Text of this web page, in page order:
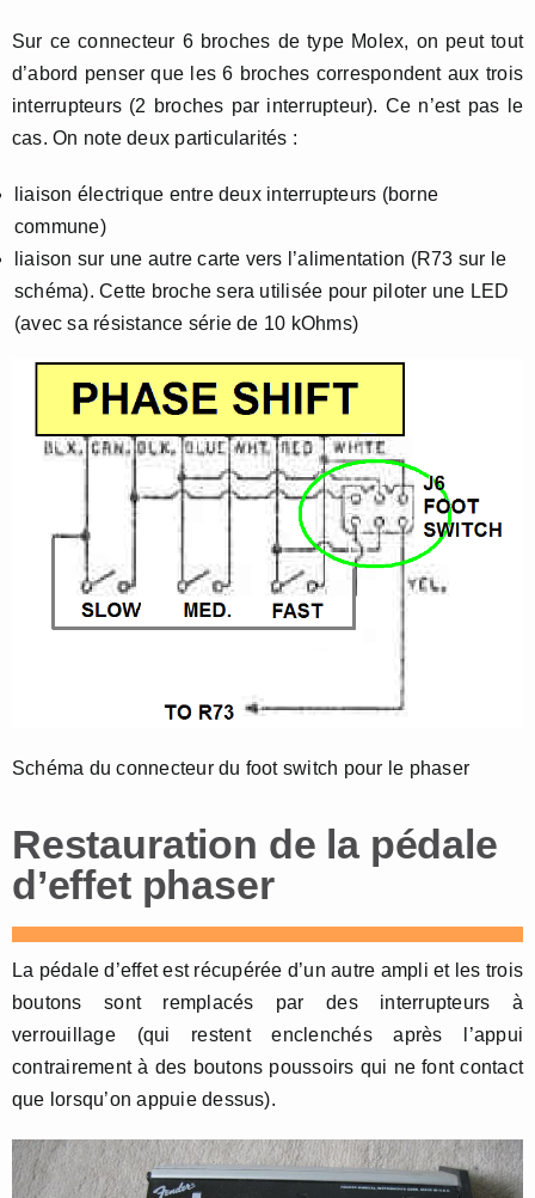
Sur ce connecteur 6 broches de type Molex, on peut tout
d’abord penser que les 6 broches correspondent aux trois
interrupteurs (2 broches par interrupteur). Ce n’est pas le
cas. On note deux particularités :
liaison électrique entre deux interrupteurs (borne
commune)
liaison sur une autre carte vers l’alimentation (R73 sur le
schéma). Cette broche sera utilisée pour piloter une LED
(avec sa résistance série de 10 kOhms)
Schéma du connecteur du foot switch pour le phaser
Restauration de la pédale
d’effet phaser
La pédale d’effet est récupérée d’un autre ampli et les trois
boutons sont remplacés par des interrupteurs à
verrouillage (qui restent enclenchés après l’appui
contrairement à des boutons poussoirs qui ne font contact
que lorsqu’on appuie dessus).